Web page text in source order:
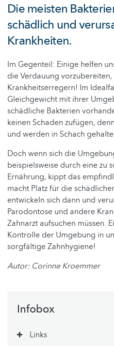
Die meisten
schädlich und
Krankheiten.
Im Gegenteil: Einige helfen
die Verdauung
Krankheitserregern! Im
Gleichgewicht mit ihrer
schädliche Bakterien
keinen Schaden zufügen,
und werden in Schach
Doch wenn sich die
beispielsweise durch eine zu
Ernährung, kippt das
macht Platz für die
entwickeln sich dann und
Parodontose und andere
Zahnarzt aufsuchen müssen.
Kontrolle der Umgebung in
sorgfältige Zahnhygiene!
Autor: Corinne Kroemmer
Infobox
Links